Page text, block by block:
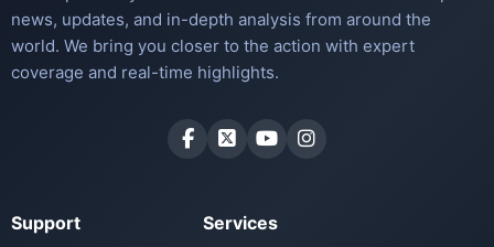
news, updates, and in-depth analysis from around the
world. We bring you closer to the action with expert
coverage and real-time highlights.
Support Services